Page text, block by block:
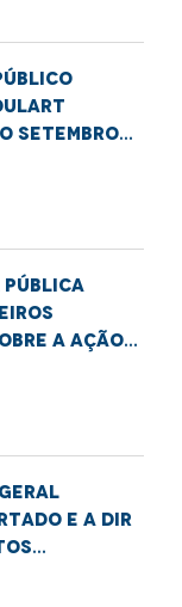
Setembro
da
trabalho
Pública
a ação
e a Dir
da